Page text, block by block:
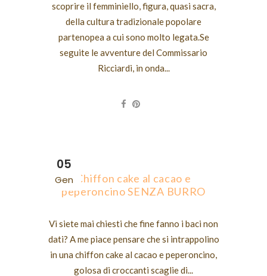
scoprire il femminiello, figura, quasi sacra,
della cultura tradizionale popolare
partenopea a cui sono molto legata.Se
seguite le avventure del Commissario
Ricciardi, in onda...
05
Gen
Chiffon cake al cacao e
peperoncino SENZA BURRO
Vi siete mai chiesti che fine fanno i baci non
dati? A me piace pensare che si intrappolino
in una chiffon cake al cacao e peperoncino,
golosa di croccanti scaglie di...